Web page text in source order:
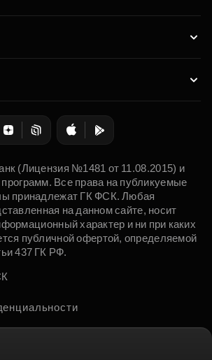
(Лицензия №1481 от 11.08.2015) и
Все права на публикуемые
принадлежат ГК ФСК. Любая
на данном сайте, носит
характер и ни при каких
публичной офертой, определяемой
437 ГК РФ.